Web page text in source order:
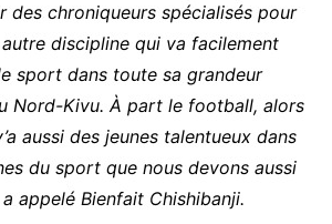
des chroniqueurs spécialisés pour
discipline qui va facilement
sport dans toute sa grandeur
Nord-Kivu. À part le football, alors
aussi des jeunes talentueux dans
du sport que nous devons aussi
appelé Bienfait Chishibanji.